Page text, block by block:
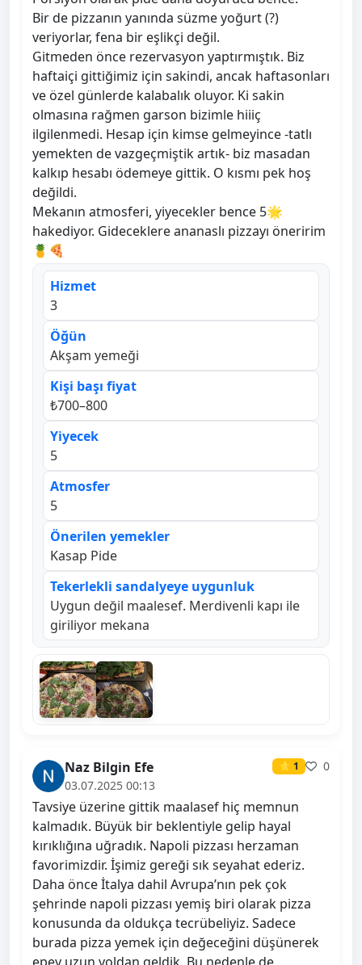
Bir de pizzanın yanında süzme yoğurt (?)
veriyorlar, fena bir eşlikçi değil.
Gitmeden önce rezervasyon yaptırmıştık. Biz
haftaiçi gittiğimiz için sakindi, ancak haftasonları
ve özel günlerde kalabalık oluyor. Ki sakin
olmasına rağmen garson bizimle hiiiç
ilgilenmedi. Hesap için kimse gelmeyince -tatlı
yemekten de vazgeçmiştik artık- biz masadan
kalkıp hesabı ödemeye gittik. O kısmı pek hoş
değildi.
Mekanın atmosferi, yiyecekler bence 5🌟
hakediyor. Gideceklere ananaslı pizzayı öneririm
🍍🍕
Hizmet
3
Öğün
Akşam yemeği
Kişi başı fiyat
₺700–800
Yiyecek
5
Atmosfer
5
Önerilen yemekler
Kasap Pide
Tekerlekli sandalyeye uygunluk
Uygun değil maalesef. Merdivenli kapı ile
giriliyor mekana
Naz Bilgin Efe ⭐ 1
0
03.07.2025 00:13
Tavsiye üzerine gittik maalasef hiç memnun
kalmadık. Büyük bir beklentiyle gelip hayal
kırıklığına uğradık. Napoli pizzası herzaman
favorimizdir. İşimiz gereği sık seyahat ederiz.
Daha önce İtalya dahil Avrupa’nın pek çok
şehrinde napoli pizzası yemiş biri olarak pizza
konusunda da oldukça tecrübeliyiz. Sadece
burada pizza yemek için değeceğini düşünerek